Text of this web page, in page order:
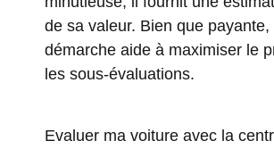
de sa valeur. Bien que payante,
démarche aide à maximiser le
les sous-évaluations.
Evaluer ma voiture avec la